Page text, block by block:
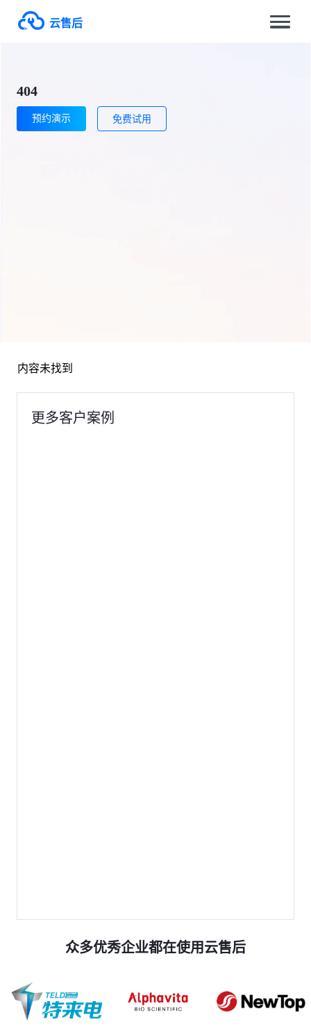
云售后
404
预约演示 免费试用
内容未找到
更多客户案例
众多优秀企业都在使用云售后